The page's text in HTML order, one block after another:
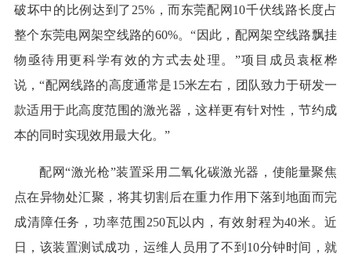
破坏中的比例达到了25%，而东莞配网10千伏线路长度占
整个东莞电网架空线路的60%。“因此，配网架空线路飘挂
物亟待用更科学有效的方式去处理。”项目成员袁枢桦
说，“配网线路的高度通常是15米左右，团队致力于研发一
款适用于此高度范围的激光器，这样更有针对性，节约成
本的同时实现效用最大化。”
配网“激光枪”装置采用二氧化碳激光器，使能量聚焦
点在异物处汇聚，将其切割后在重力作用下落到地面而完
成清障任务，功率范围250瓦以内，有效射程为40米。近
日，该装置测试成功，运维人员用了不到10分钟时间，就